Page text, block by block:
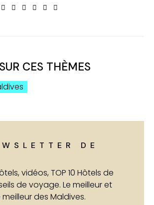
CES THÈMES
DE
vidéos, TOP 10 Hôtels de
de voyage. Le meilleur et
des Maldives.